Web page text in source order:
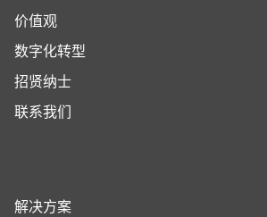
价值观
数字化转型
招贤纳士
联系我们
解决方案